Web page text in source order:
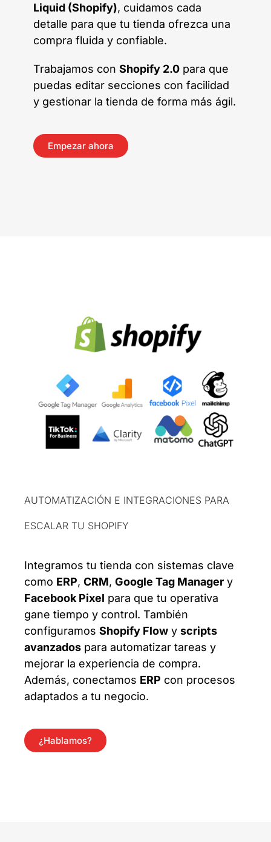
Liquid (Shopify), cuidamos cada
detalle para que tu tienda ofrezca una
compra fluida y confiable.
Trabajamos con Shopify 2.0 para que
puedas editar secciones con facilidad
y gestionar la tienda de forma más ágil.
Empezar ahora
AUTOMATIZACIÓN E INTEGRACIONES PARA
ESCALAR TU SHOPIFY
Integramos tu tienda con sistemas clave
como ERP, CRM, Google Tag Manager y
Facebook Pixel para que tu operativa
gane tiempo y control. También
configuramos Shopify Flow y scripts
avanzados para automatizar tareas y
mejorar la experiencia de compra.
Además, conectamos ERP con procesos
adaptados a tu negocio.
¿Hablamos?